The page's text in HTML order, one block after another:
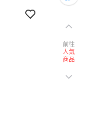
前往
人氣
商品